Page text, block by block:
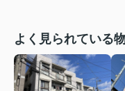
よく見られている